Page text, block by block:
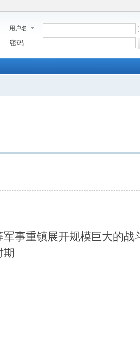
用户名
密码
事重镇展开规模巨大的战
期